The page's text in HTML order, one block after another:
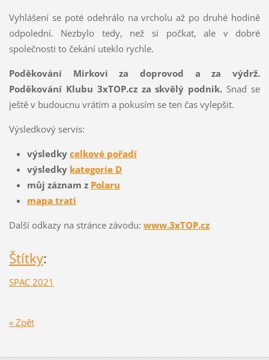
Vyhlášení se poté odehrálo na vrcholu až po druhé hodině
odpolední. Nezbylo tedy, než si počkat, ale v dobré
společnosti to čekání uteklo rychle.
Poděkování Mirkovi za doprovod a za výdrž.
Poděkování Klubu 3xTOP.cz za skvělý podnik. Snad se
ještě v budoucnu vrátím a pokusím se ten čas vylepšit.
Výsledkový servis:
výsledky celkové pořadí
výsledky kategorie D
můj záznam z Polaru
mapa trati
Další odkazy na stránce závodu: www.3xTOP.cz
Štítky:
SPAC 2021
« Zpět